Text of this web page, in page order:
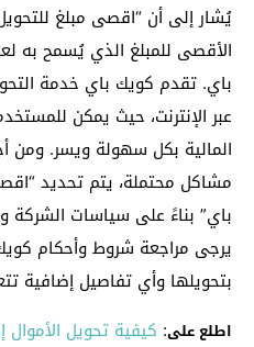
يُشار إلى أن “اقصى مبلغ
الأقصى للمبلغ الذي يُسمح به
باي. تقدم كويك باي خدمة
عبر الإنترنت، حيث يمكن
المالية بكل سهولة ويسر. ومن
مشاكل محتملة، يتم تحديد
باي” بناءً على سياسات الشركة
يرجى مراجعة شروط وأحكام
بتحويلها وأي تفاصيل إضافية
اطلع على: كيفية تحويل الأموال إلى